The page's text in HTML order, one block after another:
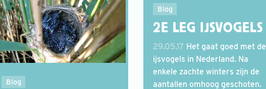
Blog
Blog
2E LEG IJSVOGELS
29.05.17 Het gaat goed met de
ijsvogels in Nederland. Na
enkele zachte winters zijn de
aantallen omhoog geschoten.